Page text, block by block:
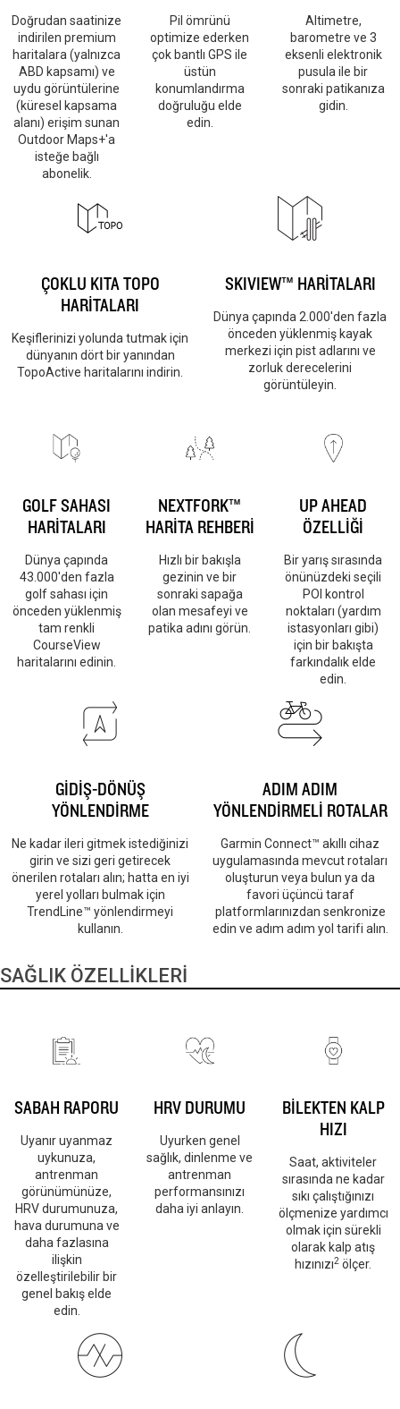
Doğrudan saatinize
indirilen premium
haritalara (yalnızca
ABD kapsamı) ve
uydu görüntülerine
(küresel kapsama
alanı) erişim sunan
Outdoor Maps+'a
isteğe bağlı
abonelik.
Pil ömrünü
optimize ederken
çok bantlı GPS ile
üstün
konumlandırma
doğruluğu elde
edin.
Altimetre,
barometre ve 3
eksenli elektronik
pusula ile bir
sonraki patikanıza
gidin.
ÇOKLU KITA TOPO
HARİTALARI
Keşiflerinizi yolunda tutmak için
dünyanın dört bir yanından
TopoActive haritalarını indirin.
SKIVIEW™ HARİTALARI
Dünya çapında 2.000'den fazla
önceden yüklenmiş kayak
merkezi için pist adlarını ve
zorluk derecelerini
görüntüleyin.
GOLF SAHASI
HARİTALARI
Dünya çapında
43.000'den fazla
golf sahası için
önceden yüklenmiş
tam renkli
CourseView
haritalarını edinin.
NEXTFORK™
HARİTA REHBERİ
Hızlı bir bakışla
gezinin ve bir
sonraki sapağa
olan mesafeyi ve
patika adını görün.
UP AHEAD
ÖZELLİĞİ
Bir yarış sırasında
önünüzdeki seçili
POI kontrol
noktaları (yardım
istasyonları gibi)
için bir bakışta
farkındalık elde
edin.
GİDİŞ-DÖNÜŞ
YÖNLENDİRME
Ne kadar ileri gitmek istediğinizi
girin ve sizi geri getirecek
önerilen rotaları alın; hatta en iyi
yerel yolları bulmak için
TrendLine™ yönlendirmeyi
kullanın.
ADIM ADIM
YÖNLENDİRMELİ ROTALAR
Garmin Connect™ akıllı cihaz
uygulamasında mevcut rotaları
oluşturun veya bulun ya da
favori üçüncü taraf
platformlarınızdan senkronize
edin ve adım adım yol tarifi alın.
SAĞLIK ÖZELLİKLERİ
SABAH RAPORU
Uyanır uyanmaz
uykunuza,
antrenman
görünümünüze,
HRV durumunuza,
hava durumuna ve
daha fazlasına
ilişkin
özelleştirilebilir bir
genel bakış elde
edin.
HRV DURUMU
Uyurken genel
sağlık, dinlenme ve
antrenman
performansınızı
daha iyi anlayın.
BİLEKTEN KALP
HIZI
Saat, aktiviteler
sırasında ne kadar
sıkı çalıştığınızı
ölçmenize yardımcı
olmak için sürekli
olarak kalp atış
hızınızı2 ölçer.